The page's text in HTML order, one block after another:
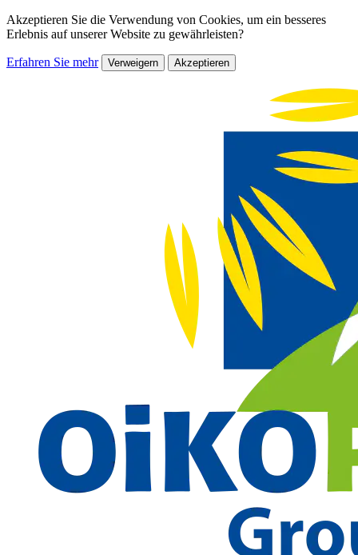
Akzeptieren Sie die Verwendung von Cookies, um ein besseres
Erlebnis auf unserer Website zu gewährleisten?
Erfahren Sie mehr Verweigern Akzeptieren